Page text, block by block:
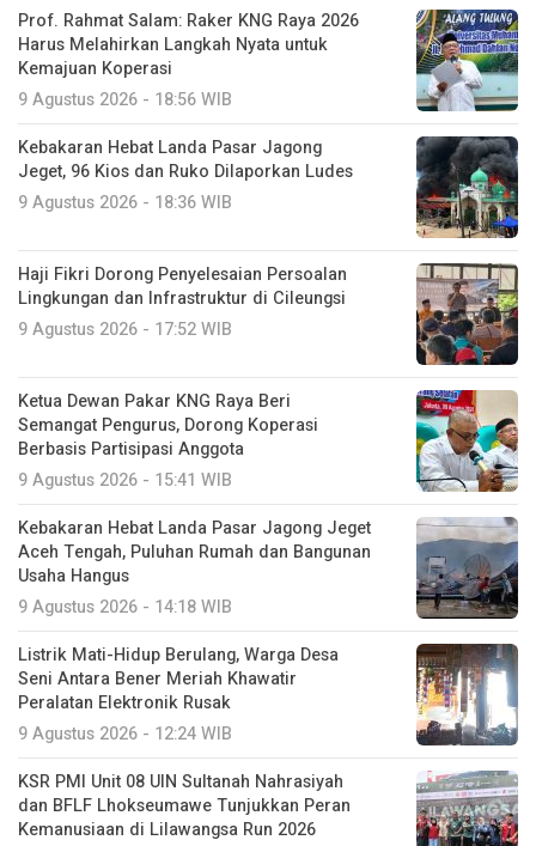
Prof. Rahmat Salam: Raker KNG Raya 2026
Harus Melahirkan Langkah Nyata untuk
Kemajuan Koperasi
9 Agustus 2026 - 18:56 WIB
Kebakaran Hebat Landa Pasar Jagong
Jeget, 96 Kios dan Ruko Dilaporkan Ludes
9 Agustus 2026 - 18:36 WIB
Haji Fikri Dorong Penyelesaian Persoalan
Lingkungan dan Infrastruktur di Cileungsi
9 Agustus 2026 - 17:52 WIB
Ketua Dewan Pakar KNG Raya Beri
Semangat Pengurus, Dorong Koperasi
Berbasis Partisipasi Anggota
9 Agustus 2026 - 15:41 WIB
Kebakaran Hebat Landa Pasar Jagong Jeget
Aceh Tengah, Puluhan Rumah dan Bangunan
Usaha Hangus
9 Agustus 2026 - 14:18 WIB
Listrik Mati-Hidup Berulang, Warga Desa
Seni Antara Bener Meriah Khawatir
Peralatan Elektronik Rusak
9 Agustus 2026 - 12:24 WIB
KSR PMI Unit 08 UIN Sultanah Nahrasiyah
dan BFLF Lhokseumawe Tunjukkan Peran
Kemanusiaan di Lilawangsa Run 2026